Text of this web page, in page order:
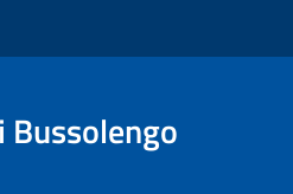
Bussolengo